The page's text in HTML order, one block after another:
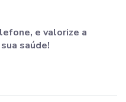
e valorize a
saúde!